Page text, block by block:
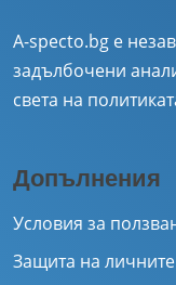
A-specto.bg е
задълбочени
света на
Допълнения
Условия за
Защита на